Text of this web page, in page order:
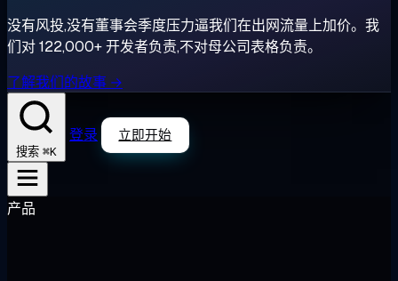
没有风投,没有董事会季度压力逼我们在出网流量上加价。我
们对 122,000+ 开发者负责,不对母公司表格负责。
了解我们的故事 →
搜索 ⌘K
登录 立即开始
产品